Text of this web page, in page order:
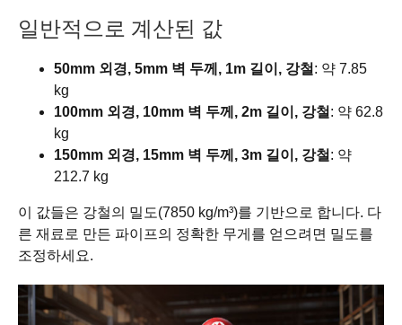
일반적으로 계산된 값
50mm 외경, 5mm 벽 두께, 1m 길이, 강철 : 약 7.85
kg
100mm 외경, 10mm 벽 두께, 2m 길이, 강철 : 약 62.8
kg
150mm 외경, 15mm 벽 두께, 3m 길이, 강철 : 약
212.7 kg
이 값들은 강철의 밀도(7850 kg/m³)를 기반으로 합니다. 다
른 재료로 만든 파이프의 정확한 무게를 얻으려면 밀도를
조정하세요.